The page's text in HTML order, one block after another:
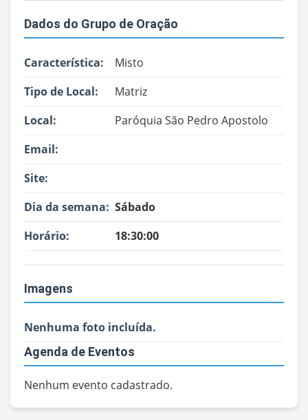
Dados do Grupo de Oração
Característica:
Misto
Tipo de Local:
Matriz
Local:
Paróquia São Pedro Apostolo
Email:
Site:
Dia da semana: Sábado
Horário:
18:30:00
Imagens
Nenhuma foto incluída.
Agenda de Eventos
Nenhum evento cadastrado.